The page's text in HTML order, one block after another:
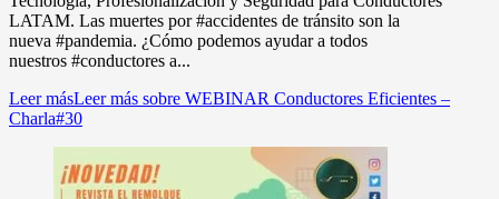
LATAM. Las muertes por #accidentes de tránsito son la
nueva #pandemia. ¿Cómo podemos ayudar a todos
nuestros #conductores a...
Leer másLeer más sobre WEBINAR Conductores Eficientes –
Charla#30